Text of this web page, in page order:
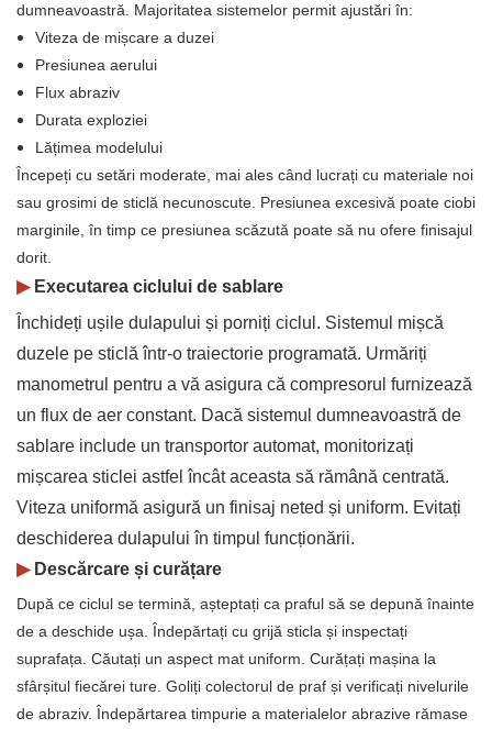
dumneavoastră. Majoritatea sistemelor permit ajustări în:
Viteza de mișcare a duzei
Presiunea aerului
Flux abraziv
Durata exploziei
Lățimea modelului
Începeți cu setări moderate, mai ales când lucrați cu materiale noi
sau grosimi de sticlă necunoscute. Presiunea excesivă poate ciobi
marginile, în timp ce presiunea scăzută poate să nu ofere finisajul
dorit.
▶Executarea ciclului de sablare
Închideți ușile dulapului și porniți ciclul. Sistemul mișcă
duzele pe sticlă într-o traiectorie programată. Urmăriți
manometrul pentru a vă asigura că compresorul furnizează
un flux de aer constant. Dacă sistemul dumneavoastră de
sablare include un transportor automat, monitorizați
mișcarea sticlei astfel încât aceasta să rămână centrată.
Viteza uniformă asigură un finisaj neted și uniform. Evitați
deschiderea dulapului în timpul funcționării.
▶Descărcare și curățare
După ce ciclul se termină, așteptați ca praful să se depună înainte
de a deschide ușa. Îndepărtați cu grijă sticla și inspectați
suprafața. Căutați un aspect mat uniform. Curățați mașina la
sfârșitul fiecărei ture. Goliți colectorul de praf și verificați nivelurile
de abraziv. Îndepărtarea timpurie a materialelor abrazive rămase